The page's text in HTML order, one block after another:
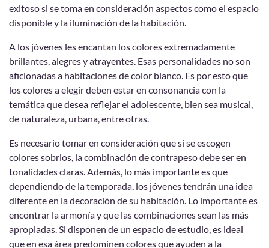
exitoso si se toma en consideración aspectos como el espacio
disponible y la iluminación de la habitación.
A los jóvenes les encantan los colores extremadamente
brillantes, alegres y atrayentes. Esas personalidades no son
aficionadas a habitaciones de color blanco. Es por esto que
los colores a elegir deben estar en consonancia con la
temática que desea reflejar el adolescente, bien sea musical,
de naturaleza, urbana, entre otras.
Es necesario tomar en consideración que si se escogen
colores sobrios, la combinación de contrapeso debe ser en
tonalidades claras. Además, lo más importante es que
dependiendo de la temporada, los jóvenes tendrán una idea
diferente en la decoración de su habitación. Lo importante es
encontrar la armonía y que las combinaciones sean las más
apropiadas. Si disponen de un espacio de estudio, es ideal
que en esa área predominen colores que ayuden a la